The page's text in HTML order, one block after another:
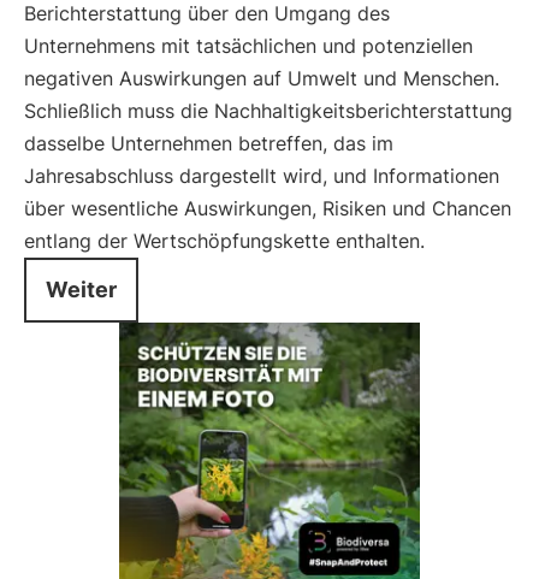
Berichterstattung über den Umgang des
Unternehmens mit tatsächlichen und potenziellen
negativen Auswirkungen auf Umwelt und Menschen.
Schließlich muss die Nachhaltigkeitsberichterstattung
dasselbe Unternehmen betreffen, das im
Jahresabschluss dargestellt wird, und Informationen
über wesentliche Auswirkungen, Risiken und Chancen
entlang der Wertschöpfungskette enthalten.
Weiter